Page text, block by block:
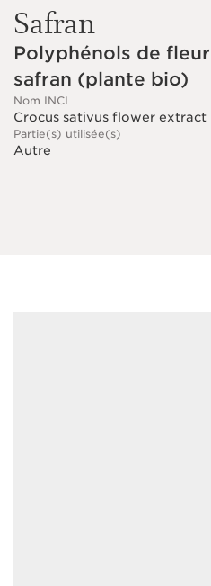
Safran
Polyphénols de
safran (plante bio)
Nom INCI
Crocus sativus flower extract
Partie(s) utilisée(s)
Autre